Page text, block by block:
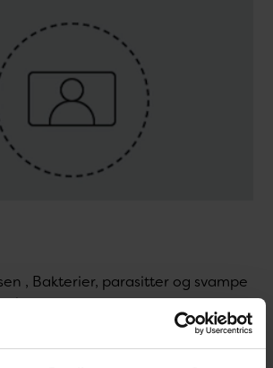
, Bakterier, parasitter og svampe